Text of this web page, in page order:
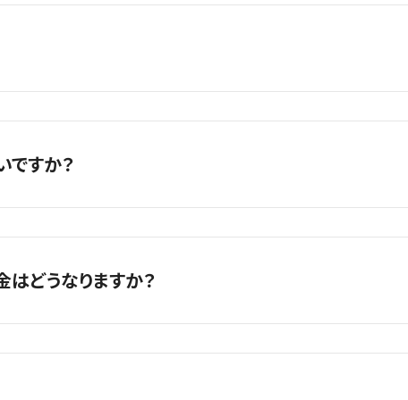
ます。
推奨しております。
ですか？
３０分〜１時間程度となります。iPhone以外の修理時間は、在
合わせください。ご依頼の際におおよその作業時間をお伝えい
どうなりますか？
す。実際に修理可否の判断を行うのに、調査が必要な場合は、
合は、修理費用に含まれ、重複してご請求はいたしませんのでご